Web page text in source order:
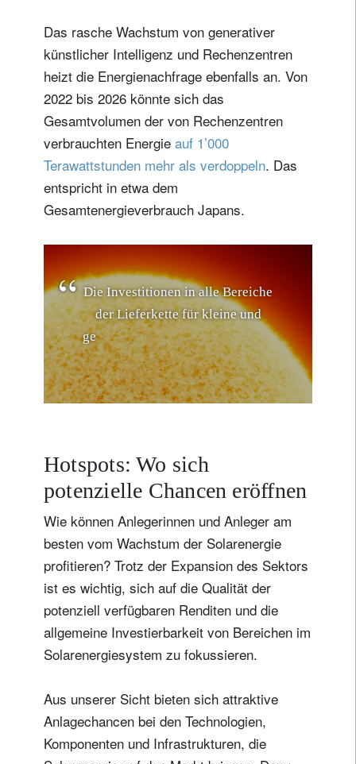
Das rasche Wachstum von generativer
künstlicher Intelligenz und Rechenzentren
heizt die Energienachfrage ebenfalls an. Von
2022 bis 2026 könnte sich das
Gesamtvolumen der von Rechenzentren
verbrauchten Energie auf 1’000
Terawattstunden mehr als verdoppeln. Das
entspricht in etwa dem
Gesamtenergieverbrauch Japans.
Die Investitionen in alle Bereiche
der Lieferkette für kleine und
gewerbliche Solaranlagen w er de n
voraussich
Hotspots: Wo sich
potenzielle Chancen eröffnen
Wie können Anlegerinnen und Anleger am
besten vom Wachstum der Solarenergie
profitieren? Trotz der Expansion des Sektors
ist es wichtig, sich auf die Qualität der
potenziell verfügbaren Renditen und die
allgemeine Investierbarkeit von Bereichen im
Solarenergiesystem zu fokussieren.
Aus unserer Sicht bieten sich attraktive
Anlagechancen bei den Technologien,
Komponenten und Infrastrukturen, die